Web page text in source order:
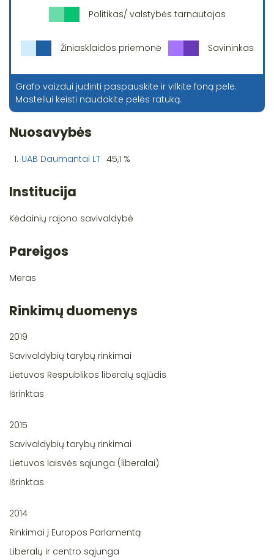
Politikas/ valstybės tarnautojas
Žiniasklaidos priemonė Savininkas
Grafo vaizdui judinti paspauskite ir vilkite foną pele.
Masteliui keisti naudokite pelės ratuką.
Nuosavybės
1. UAB Daumantai LT 45,1 %
Institucija
Kėdainių rajono savivaldybė
Pareigos
Meras
Rinkimų duomenys
2019
Savivaldybių tarybų rinkimai
Lietuvos Respublikos liberalų sąjūdis
Išrinktas
2015
Savivaldybių tarybų rinkimai
Lietuvos laisvės sąjunga (liberalai)
Išrinktas
2014
Rinkimai į Europos Parlamentą
Liberalų ir centro sąjunga